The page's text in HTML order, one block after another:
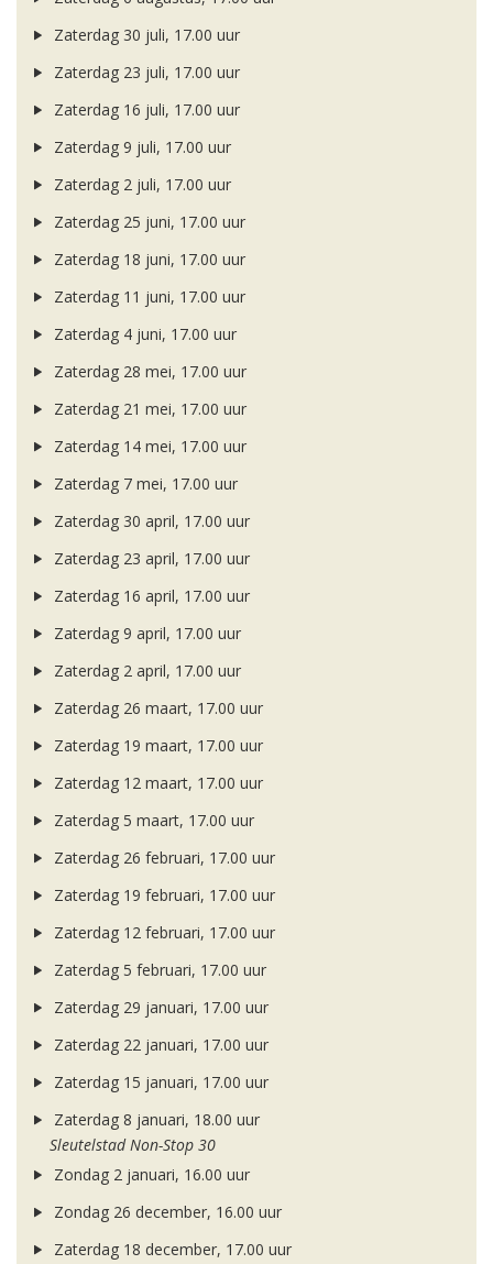
Zaterdag 30 juli, 17.00 uur
Zaterdag 23 juli, 17.00 uur
Zaterdag 16 juli, 17.00 uur
Zaterdag 9 juli, 17.00 uur
Zaterdag 2 juli, 17.00 uur
Zaterdag 25 juni, 17.00 uur
Zaterdag 18 juni, 17.00 uur
Zaterdag 11 juni, 17.00 uur
Zaterdag 4 juni, 17.00 uur
Zaterdag 28 mei, 17.00 uur
Zaterdag 21 mei, 17.00 uur
Zaterdag 14 mei, 17.00 uur
Zaterdag 7 mei, 17.00 uur
Zaterdag 30 april, 17.00 uur
Zaterdag 23 april, 17.00 uur
Zaterdag 16 april, 17.00 uur
Zaterdag 9 april, 17.00 uur
Zaterdag 2 april, 17.00 uur
Zaterdag 26 maart, 17.00 uur
Zaterdag 19 maart, 17.00 uur
Zaterdag 12 maart, 17.00 uur
Zaterdag 5 maart, 17.00 uur
Zaterdag 26 februari, 17.00 uur
Zaterdag 19 februari, 17.00 uur
Zaterdag 12 februari, 17.00 uur
Zaterdag 5 februari, 17.00 uur
Zaterdag 29 januari, 17.00 uur
Zaterdag 22 januari, 17.00 uur
Zaterdag 15 januari, 17.00 uur
Zaterdag 8 januari, 18.00 uur
Sleutelstad Non-Stop 30
Zondag 2 januari, 16.00 uur
Zondag 26 december, 16.00 uur
Zaterdag 18 december, 17.00 uur